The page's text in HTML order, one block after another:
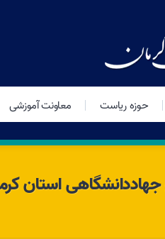
حوزه ریاست معاونت آموزشی
استان